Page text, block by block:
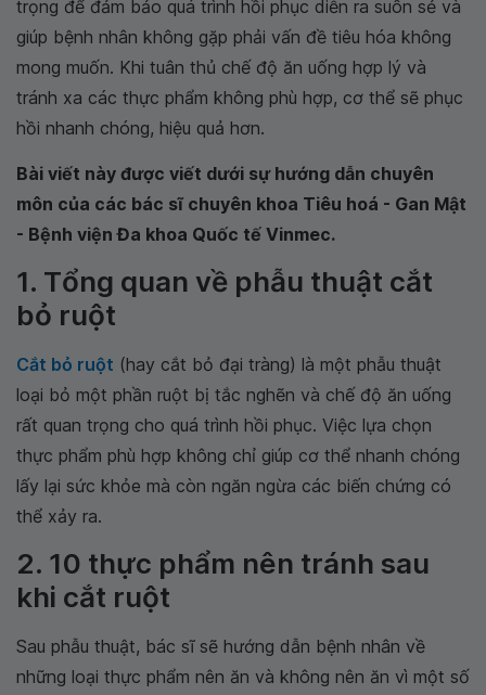
trọng để đảm bảo quá trình hồi phục diễn ra suôn sẻ và
giúp bệnh nhân không gặp phải vấn đề tiêu hóa không
mong muốn. Khi tuân thủ chế độ ăn uống hợp lý và
tránh xa các thực phẩm không phù hợp, cơ thể sẽ phục
hồi nhanh chóng, hiệu quả hơn.
Bài viết này được viết dưới sự hướng dẫn chuyên
môn của các bác sĩ chuyên khoa Tiêu hoá - Gan Mật
- Bệnh viện Đa khoa Quốc tế Vinmec.
1. Tổng quan về phẫu thuật cắt
bỏ ruột
Cắt bỏ ruột (hay cắt bỏ đại tràng) là một phẫu thuật
loại bỏ một phần ruột bị tắc nghẽn và chế độ ăn uống
rất quan trọng cho quá trình hồi phục. Việc lựa chọn
thực phẩm phù hợp không chỉ giúp cơ thể nhanh chóng
lấy lại sức khỏe mà còn ngăn ngừa các biến chứng có
thể xảy ra.
2. 10 thực phẩm nên tránh sau
khi cắt ruột
Sau phẫu thuật, bác sĩ sẽ hướng dẫn bệnh nhân về
những loại thực phẩm nên ăn và không nên ăn vì một số